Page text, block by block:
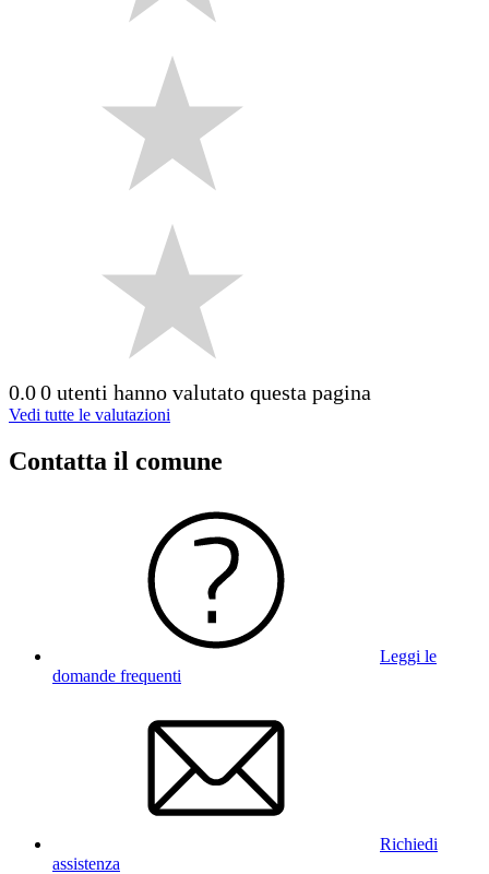
0.00 utenti hanno valutato questa pagina
Vedi tutte le valutazioni
Contatta il comune
Leggi le
domande frequenti
Richiedi
assistenza